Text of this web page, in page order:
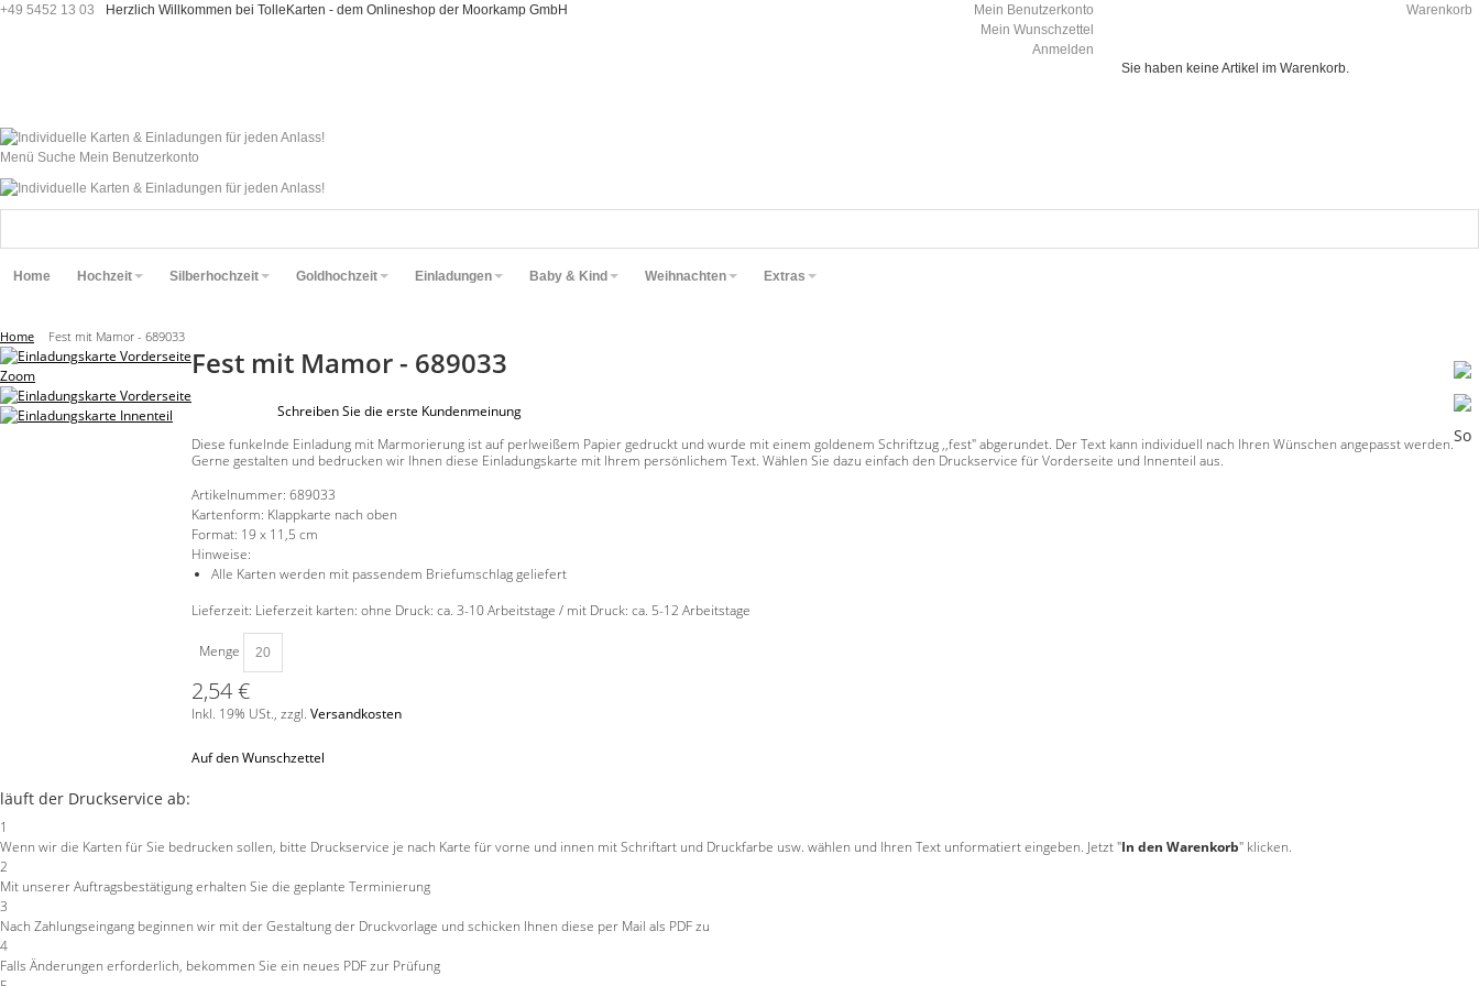
+49 5452 13 03 Herzlich Willkommen bei TolleKarten - dem Onlineshop der Moorkamp GmbH Warenkorb
Sie haben keine Artikel im Warenkorb.
Mein Benutzerkonto
Mein Wunschzettel
Anmelden
Menü Suche Mein Benutzerkonto
Home Hochzeit Silberhochzeit Goldhochzeit Einladungen Baby & Kind Weihnachten Extras
Home Fest mit Mamor - 689033
Zoom Fest mit Mamor - 689033
Schreiben Sie die erste Kundenmeinung
Diese funkelnde Einladung mit Marmorierung ist auf perlweißem Papier gedruckt und wurde mit einem goldenem Schriftzug ,,fest" abgerundet. Der Text kann individuell nach Ihren Wünschen angepasst werden.
Gerne gestalten und bedrucken wir Ihnen diese Einladungskarte mit Ihrem persönlichem Text. Wählen Sie dazu einfach den Druckservice für Vorderseite und Innenteil aus.
Artikelnummer: 689033
Kartenform: Klappkarte nach oben
Format: 19 x 11,5 cm
Hinweise:
Alle Karten werden mit passendem Briefumschlag geliefert
Lieferzeit: Lieferzeit karten: ohne Druck: ca. 3-10 Arbeitstage / mit Druck: ca. 5-12 Arbeitstage
Menge
2,54 €
Inkl. 19% USt., zzgl. Versandkosten
Auf den Wunschzettel
So
läuft der Druckservice ab:
1
Wenn wir die Karten für Sie bedrucken sollen, bitte Druckservice je nach Karte für vorne und innen mit Schriftart und Druckfarbe usw. wählen und Ihren Text unformatiert eingeben. Jetzt "In den Warenkorb" klicken.
2
Mit unserer Auftragsbestätigung erhalten Sie die geplante Terminierung
3
Nach Zahlungseingang beginnen wir mit der Gestaltung der Druckvorlage und schicken Ihnen diese per Mail als PDF zu
4
Falls Änderungen erforderlich, bekommen Sie ein neues PDF zur Prüfung